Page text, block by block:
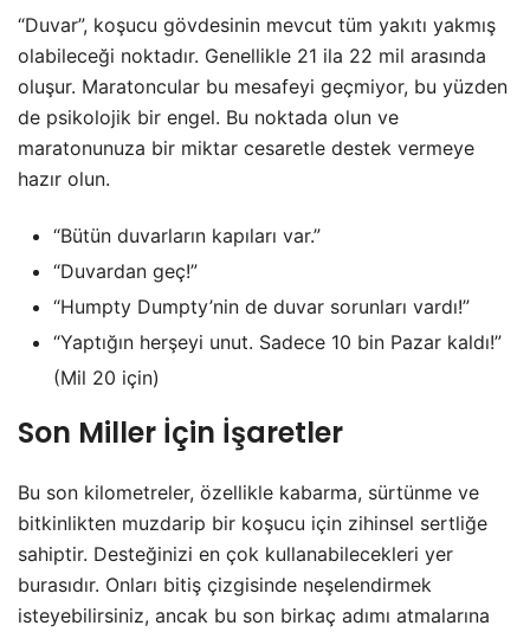
“Duvar”, koşucu gövdesinin mevcut tüm yakıtı yakmış
olabileceği noktadır. Genellikle 21 ila 22 mil arasında
oluşur. Maratoncular bu mesafeyi geçmiyor, bu yüzden
de psikolojik bir engel. Bu noktada olun ve
maratonunuza bir miktar cesaretle destek vermeye
hazır olun.
“Bütün duvarların kapıları var.”
“Duvardan geç!”
“Humpty Dumpty’nin de duvar sorunları vardı!”
“Yaptığın herşeyi unut. Sadece 10 bin Pazar kaldı!”
(Mil 20 için)
Son Miller İçin İşaretler
Bu son kilometreler, özellikle kabarma, sürtünme ve
bitkinlikten muzdarip bir koşucu için zihinsel sertliğe
sahiptir. Desteğinizi en çok kullanabilecekleri yer
burasıdır. Onları bitiş çizgisinde neşelendirmek
isteyebilirsiniz, ancak bu son birkaç adımı atmalarına